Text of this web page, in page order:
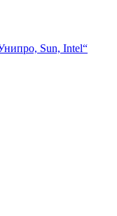
Sun, Intel“